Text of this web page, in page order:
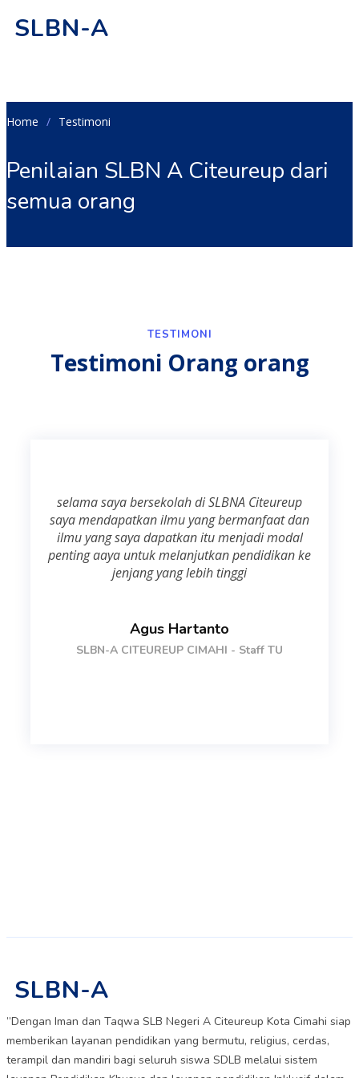
SLBN-A
Home Testimoni
Penilaian SLBN A Citeureup dari
semua orang
TESTIMONI
Testimoni Orang orang
selama saya bersekolah di SLBNA Citeureup
saya mendapatkan ilmu yang bermanfaat dan
ilmu yang saya dapatkan itu menjadi modal
penting aaya untuk melanjutkan pendidikan ke
jenjang yang lebih tinggi
Agus Hartanto
SLBN-A CITEUREUP CIMAHI - Staff TU
SLBN-A
”Dengan Iman dan Taqwa SLB Negeri A Citeureup Kota Cimahi siap
memberikan layanan pendidikan yang bermutu, religius, cerdas,
terampil dan mandiri bagi seluruh siswa SDLB melalui sistem